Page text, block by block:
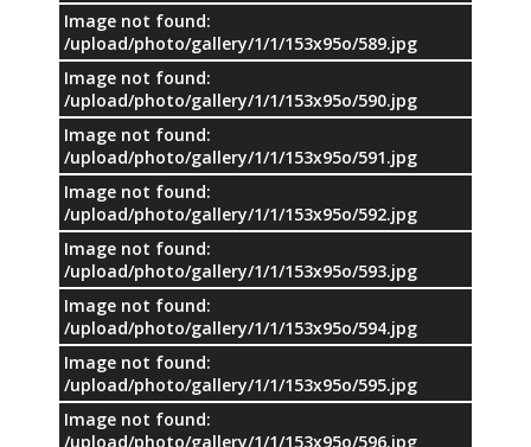
Image not found:
/upload/photo/gallery/1/1/153x95o/589.jpg
Image not found:
/upload/photo/gallery/1/1/153x95o/590.jpg
Image not found:
/upload/photo/gallery/1/1/153x95o/591.jpg
Image not found:
/upload/photo/gallery/1/1/153x95o/592.jpg
Image not found:
/upload/photo/gallery/1/1/153x95o/593.jpg
Image not found:
/upload/photo/gallery/1/1/153x95o/594.jpg
Image not found:
/upload/photo/gallery/1/1/153x95o/595.jpg
Image not found:
/upload/photo/gallery/1/1/153x95o/596.jpg